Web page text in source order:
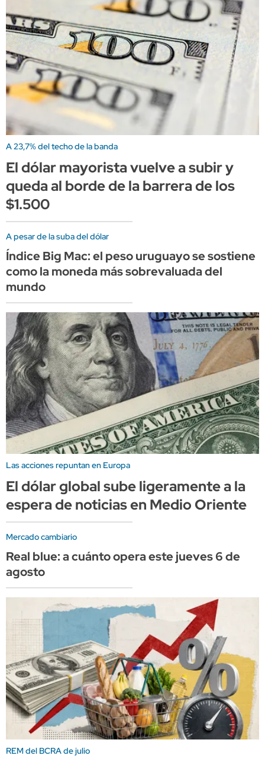
A 23,7% del techo de la banda
El dólar mayorista vuelve a subir y
queda al borde de la barrera de los
$1.500
A pesar de la suba del dólar
Índice Big Mac: el peso uruguayo se sostiene
como la moneda más sobrevaluada del
mundo
Las acciones repuntan en Europa
El dólar global sube ligeramente a la
espera de noticias en Medio Oriente
Mercado cambiario
Real blue: a cuánto opera este jueves 6 de
agosto
REM del BCRA de julio